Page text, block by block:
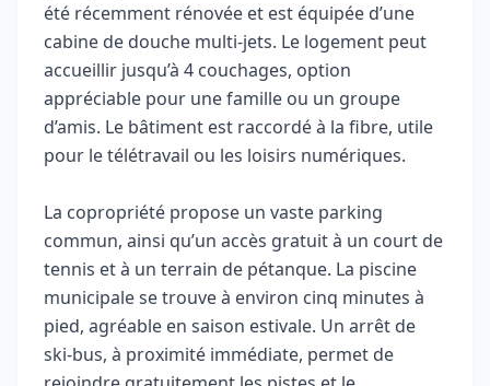
été récemment rénovée et est équipée d’une
cabine de douche multi‑jets. Le logement peut
accueillir jusqu’à 4 couchages, option
appréciable pour une famille ou un groupe
d’amis. Le bâtiment est raccordé à la fibre, utile
pour le télétravail ou les loisirs numériques.
La copropriété propose un vaste parking
commun, ainsi qu’un accès gratuit à un court de
tennis et à un terrain de pétanque. La piscine
municipale se trouve à environ cinq minutes à
pied, agréable en saison estivale. Un arrêt de
ski‑bus, à proximité immédiate, permet de